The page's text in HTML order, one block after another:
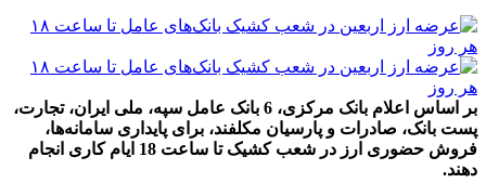
بر اساس اعلام بانک مرکزی، 6 بانک عامل سپه، ملی ایران، تجارت،
پست بانک، صادرات و پارسیان مکلفند، برای پایداری سامانه‌ها،
فروش حضوری ارز در شعب کشیک تا ساعت 18 ایام کاری انجام
دهند.